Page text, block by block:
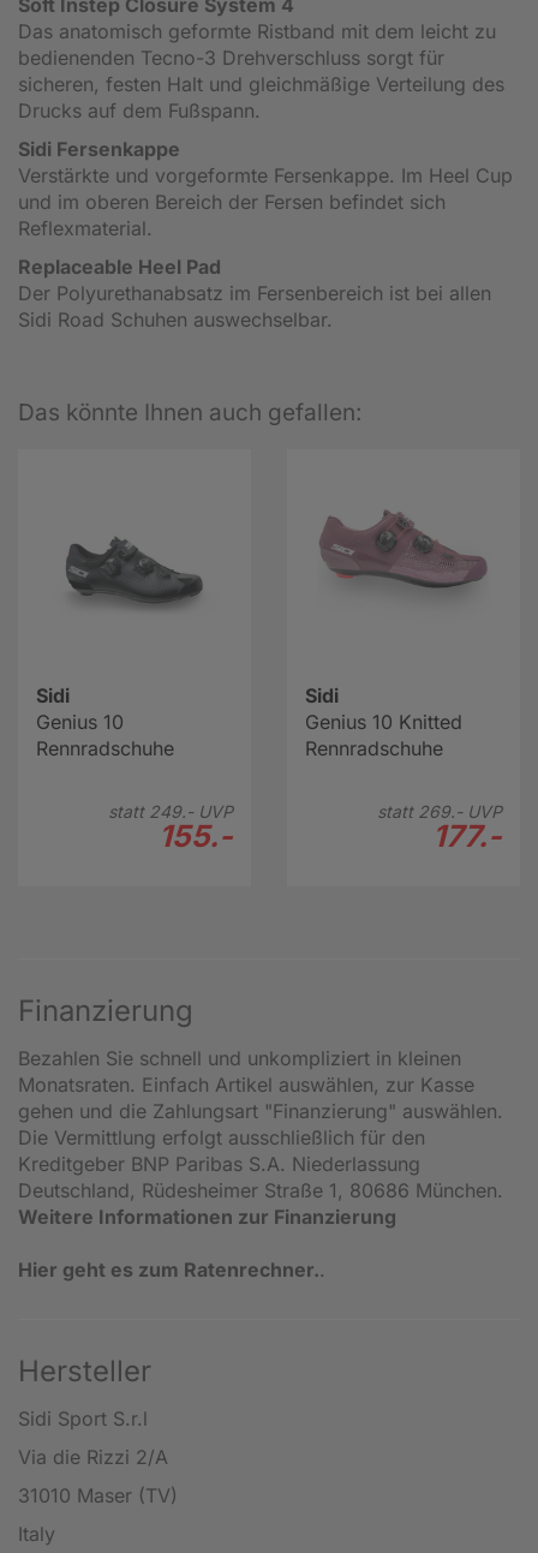
Das anatomisch geformte Ristband mit dem leicht zu
bedienenden Tecno-3 Drehverschluss sorgt für
sicheren, festen Halt und gleichmäßige Verteilung des
Drucks auf dem Fußspann.
Sidi Fersenkappe
Verstärkte und vorgeformte Fersenkappe. Im Heel Cup
und im oberen Bereich der Fersen befindet sich
Reflexmaterial.
Replaceable Heel Pad
Der Polyurethanabsatz im Fersenbereich ist bei allen
Sidi Road Schuhen auswechselbar.
Das könnte Ihnen auch gefallen:
Sidi
Genius 10
Rennradschuhe
statt 249.-UVP
155.-
Sidi
Genius 10 Knitted
Rennradschuhe
statt 269.-UVP
177.-
Finanzierung
Bezahlen Sie schnell und unkompliziert in kleinen
Monatsraten. Einfach Artikel auswählen, zur Kasse
gehen und die Zahlungsart "Finanzierung" auswählen.
Die Vermittlung erfolgt ausschließlich für den
Kreditgeber BNP Paribas S.A. Niederlassung
Deutschland, Rüdesheimer Straße 1, 80686 München.
Weitere Informationen zur Finanzierung
Hier geht es zum Ratenrechner..
Hersteller
Sidi Sport S.r.l
Via die Rizzi 2/A
31010 Maser (TV)
Italy